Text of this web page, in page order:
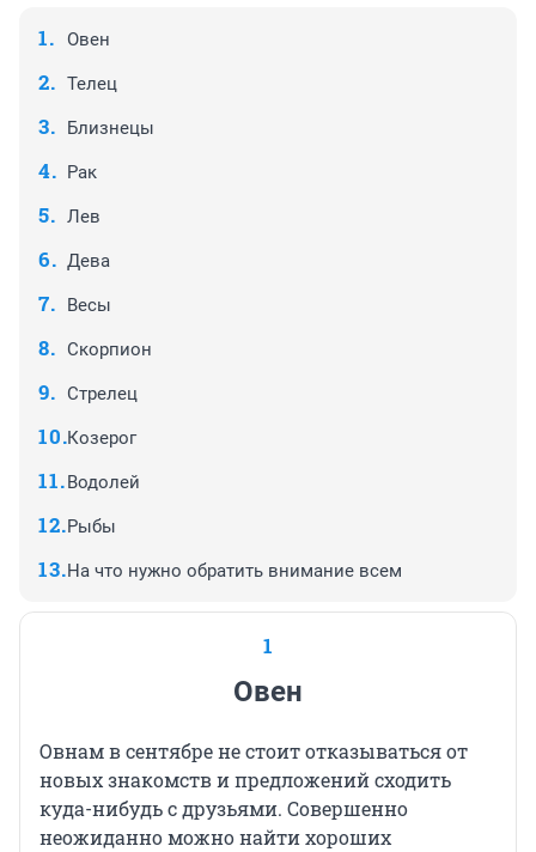
Овен
Телец
Близнецы
Рак
Лев
Дева
Весы
Скорпион
Стрелец
Козерог
Водолей
Рыбы
На что нужно обратить внимание всем
1
Овен
Овнам в сентябре не стоит отказываться от
новых знакомств и предложений сходить
куда-нибудь с друзьями. Совершенно
неожиданно можно найти хороших